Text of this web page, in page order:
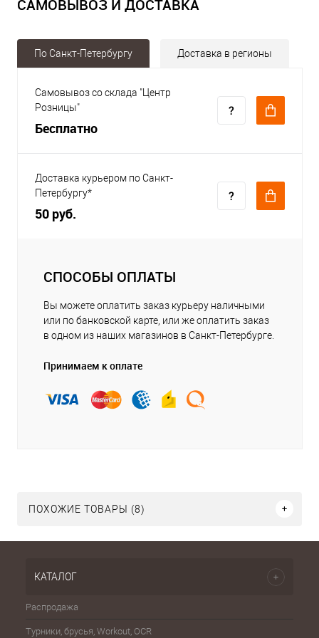
САМОВЫВОЗ И ДОСТАВКА
По Санкт-Петербургу Доставка в регионы
Самовывоз со склада "Центр
Розницы"
Бесплатно
Доставка курьером по Санкт-
Петербургу*
50 руб.
СПОСОБЫ ОПЛАТЫ
Вы можете оплатить заказ курьеру наличными
или по банковской карте, или же оплатить заказ
в одном из наших магазинов в Санкт-Петербурге.
Принимаем к оплате
ПОХОЖИЕ ТОВАРЫ (8)
КАТАЛОГ
Распродажа
Турники, брусья, Workout, OCR